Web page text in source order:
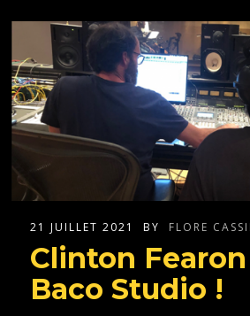
21 JUILLET 2021 BY FLORE
Clinton
Baco Studio !